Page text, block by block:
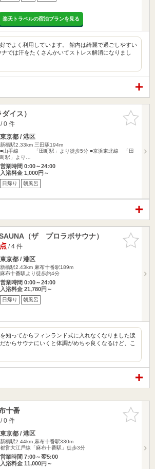
楽天トラベルの宿泊プランを見る
でよく利用しています。 館内は綺麗で過ごしやすい
では汗をたくさんかいてストレス解消になりまし
お気に入
りに追加
イス）
0 件
東京都 / 港区
新橋駅2.33km 三田駅194m
■山手線 「田町駅」より徒歩5分 ■京浜東北線 「田
町駅」より…
営業時間 0:00～24:00
入浴料金 1,000円～
日帰り 朝風呂
お気に入
りに追加
（ザ プロラボサウナ）
/ 4 件
東京都 / 港区
新橋駅2.43km 麻布十番駅189m
麻布十番駅より徒歩約4分
営業時間 0:00～24:00
入浴料金 21,780円～
日帰り 朝風呂
知ってからフィンランド式に入れなくなりました涙
からサウナにいくと体調がめちゃ良くなるけど、こ
お気に入
りに追加
十番
0 件
東京都 / 港区
新橋駅2.44km 麻布十番駅330m
都営⼤江⼾線「麻布十番駅」徒歩3分
営業時間 7:00～翌5:00
入浴料金 11,000円～